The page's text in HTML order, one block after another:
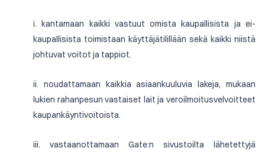
i. kantamaan kaikki vastuut omista kaupallisista ja ei-
kaupallisista toimistaan käyttäjätilillään sekä kaikki niistä
johtuvat voitot ja tappiot.
ii. noudattamaan kaikkia asiaankuuluvia lakeja, mukaan
lukien rahanpesun vastaiset lait ja veroilmoitusvelvoitteet
kaupankäyntivoitoista.
iii. vastaanottamaan Gate:n sivustoilta lähetettyjä